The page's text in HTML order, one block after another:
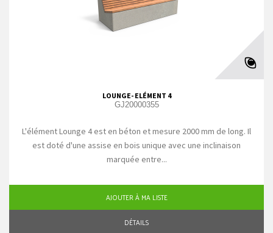
LOUNGE- ELÉMENT 4
GJ20000355
L'élément Lounge 4 est en béton et mesure 2000 mm de long. Il
est doté d'une assise en bois unique avec une inclinaison
marquée entre...
AJOUTER À MA LISTE
DÉTAILS